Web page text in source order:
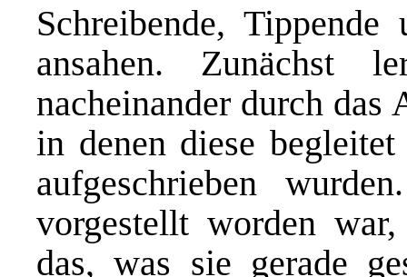
Schreibende,
ansahen. Zunächst
nacheinander durch das
in denen diese
aufgeschrieben
vorgestellt worden
das, was sie gerade